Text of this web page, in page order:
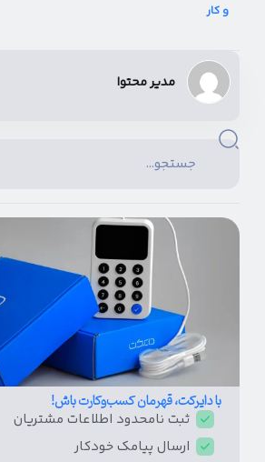
و کار
مدیر محتوا
با دایرکت، قهرمان کسب‌و‌کارت باش!
ثبت نامحدود اطلاعات مشتریان
ارسال پیامک‌ خودکار